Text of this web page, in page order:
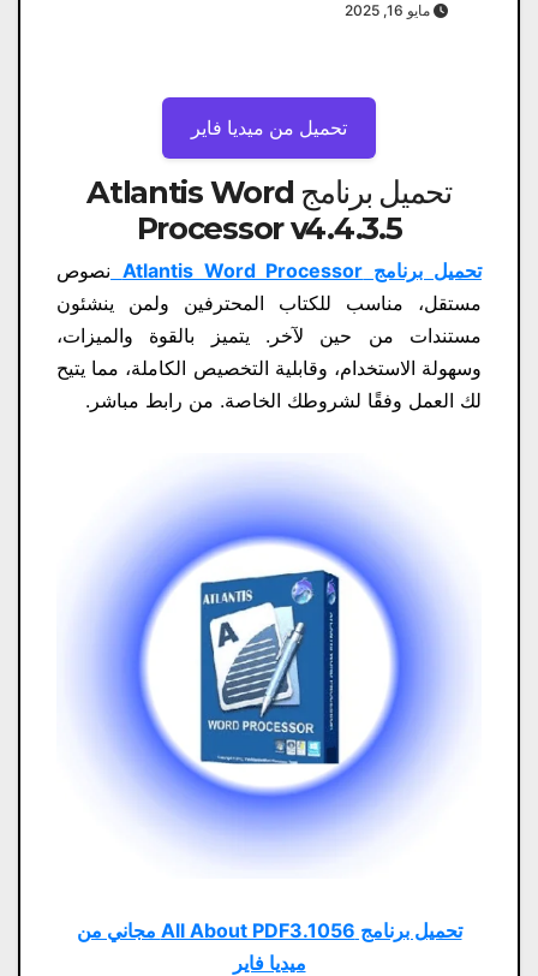
مايو 16, 2025
تحميل من ميديا ​​فاير
تحميل برنامج Atlantis Word
Processor v4.4.3.5
تحميل برنامج Atlantis Word Processor
نصوص
مستقل، مناسب للكتاب المحترفين ولمن ينشئون
مستندات من حين لآخر. يتميز بالقوة والميزات،
وسهولة الاستخدام، وقابلية التخصيص الكاملة، مما يتيح
لك العمل وفقًا لشروطك الخاصة. من رابط مباشر.
تحميل برنامج All About PDF3.1056 مجاني من
ميديا ​​فاير